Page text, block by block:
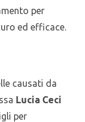
per
ed efficace.
causati da
Lucia Ceci
per